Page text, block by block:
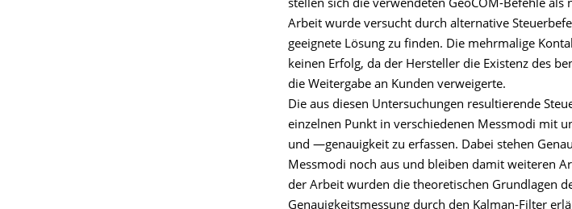
stellen sich die verwendeten GeoCOM-Befehle als
Arbeit wurde versucht durch alternative
geeignete Lösung zu finden. Die mehrmalige
keinen Erfolg, da der Hersteller die Existenz des
die Weitergabe an Kunden verweigerte.
Die aus diesen Untersuchungen resultierende
einzelnen Punkt in verschiedenen Messmodi mit
und —genauigkeit zu erfassen. Dabei stehen
Messmodi noch aus und bleiben damit weiteren
der Arbeit wurden die theoretischen Grundlagen
Genauigkeitsmessung durch den Kalman-Filter